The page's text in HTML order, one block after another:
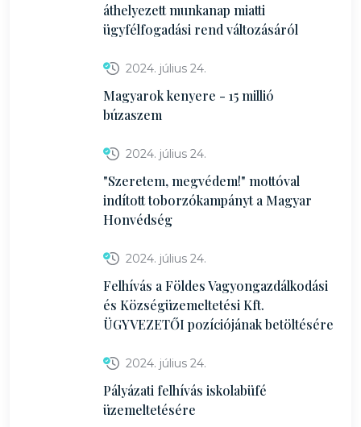
áthelyezett munkanap miatti
ügyfélfogadási rend változásáról
2024. július 24.
Magyarok kenyere - 15 millió
búzaszem
2024. július 24.
"Szeretem, megvédem!" mottóval
indított toborzókampányt a Magyar
Honvédség
2024. július 24.
Felhívás a Földes Vagyongazdálkodási
és Községüzemeltetési Kft.
ÜGYVEZETŐI pozíciójának betöltésére
2024. július 24.
Pályázati felhívás iskolabüfé
üzemeltetésére